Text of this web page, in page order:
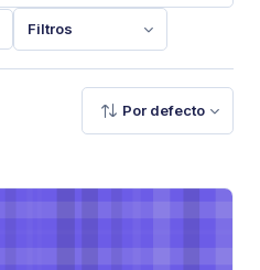
Filtros
Por defecto